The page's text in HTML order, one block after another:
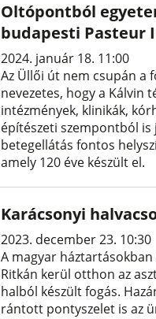
Oltópontból
budapesti Pasteur
2024. január 18. 11:00
Az Üllői út nem csupán a
nevezetes, hogy a Kálvin
intézmények, klinikák,
építészeti szempontból is
betegellátás fontos
amely 120 éve készült el.
Karácsonyi
2023. december 23. 10:30
A magyar
Ritkán kerül otthon az
halból készült fogás.
rántott pontyszelet is az